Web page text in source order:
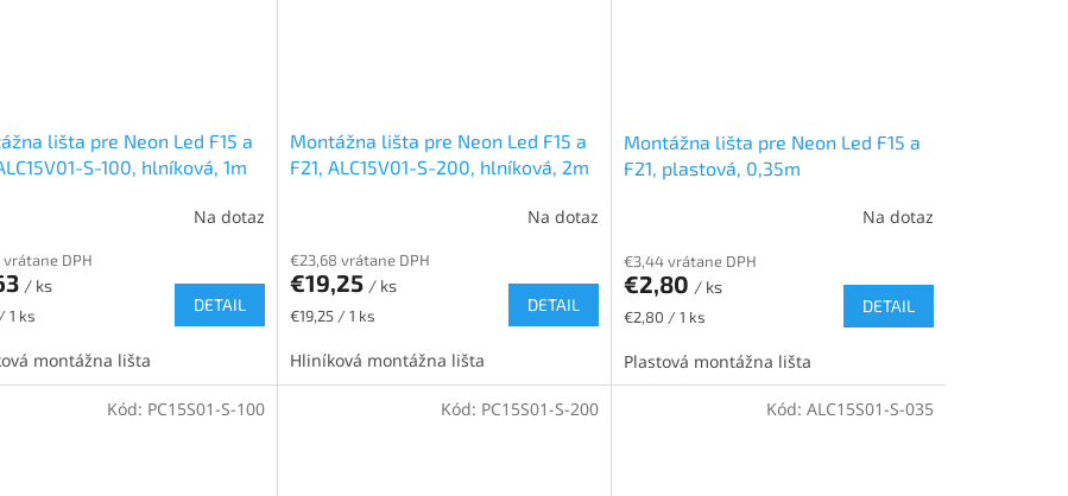
lišta pre Neon Led F15 a
S-100, hlníková, 1m
Na dotaz
vrátane DPH
/ ks
1 ks
DETAIL
montážna lišta
Montážna lišta pre Neon Led F15 a
F21, ALC15V01-S-200, hlníková, 2m
Na dotaz
€23,68 vrátane DPH
€19,25 / ks
Jednotková
€19,25 / 1 ks
DETAIL
Hliníková montážna lišta
Montážna lišta pre Neon Led F15 a
F21, plastová, 0,35m
Na dotaz
€3,44 vrátane DPH
€2,80 / ks
Jednotková
€2,80 / 1 ks
DETAIL
Plastová montážna lišta
Kód: PC15S01-S-100 Kód: PC15S01-S-200 Kód: ALC15S01-S-035